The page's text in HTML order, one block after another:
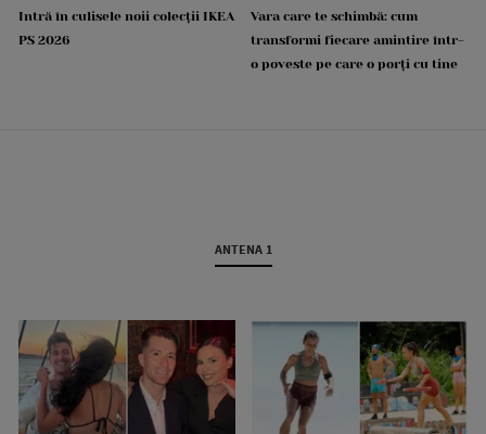
Intră în culisele noii colecții IKEA
PS 2026
Vara care te schimbă: cum
transformi fiecare amintire într-
o poveste pe care o porți cu tine
ANTENA 1